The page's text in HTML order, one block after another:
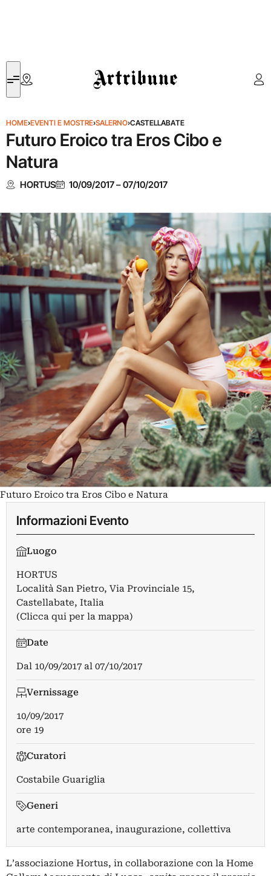
Artribune
HOME›EVENTI E MOSTRE›SALERNO›CASTELLABATE
Futuro Eroico tra Eros Cibo e
Natura
HORTUS 10/09/2017–07/10/2017
Futuro Eroico tra Eros Cibo e Natura
Informazioni Evento
Luogo
HORTUS
Località San Pietro, Via Provinciale 15,
Castellabate, Italia
(Clicca qui per la mappa)
Date
Dal 10/09/2017 al 07/10/2017
Vernissage
10/09/2017
ore 19
Curatori
Costabile Guariglia
Generi
arte contemporanea, inaugurazione, collettiva
L’associazione Hortus, in collaborazione con la Home